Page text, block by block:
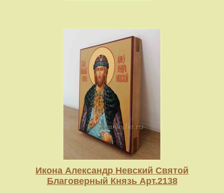
Икона Александр Невский Святой
Благоверный Князь Арт.2138